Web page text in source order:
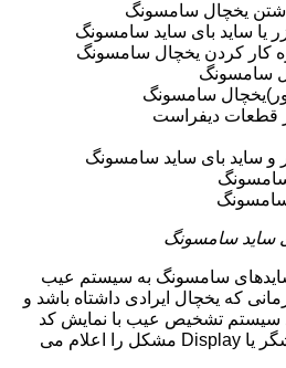
یخچال سامسونگ
یا ساید بای ساید سامسونگ
کار کردن یخچال سامسونگ
سامسونگ
سامسونگ
قطعات دیفراست
و ساید بای ساید سامسونگ
ساید سامسونگ
سامسونگ به سیستم عیب
که یخچال ایرادی داشتاه باشد و
سیستم تشخیص عیب با نمایش کد
خطای مربوطه بر روی نمایشگر یا Display مشکل را اعلام می